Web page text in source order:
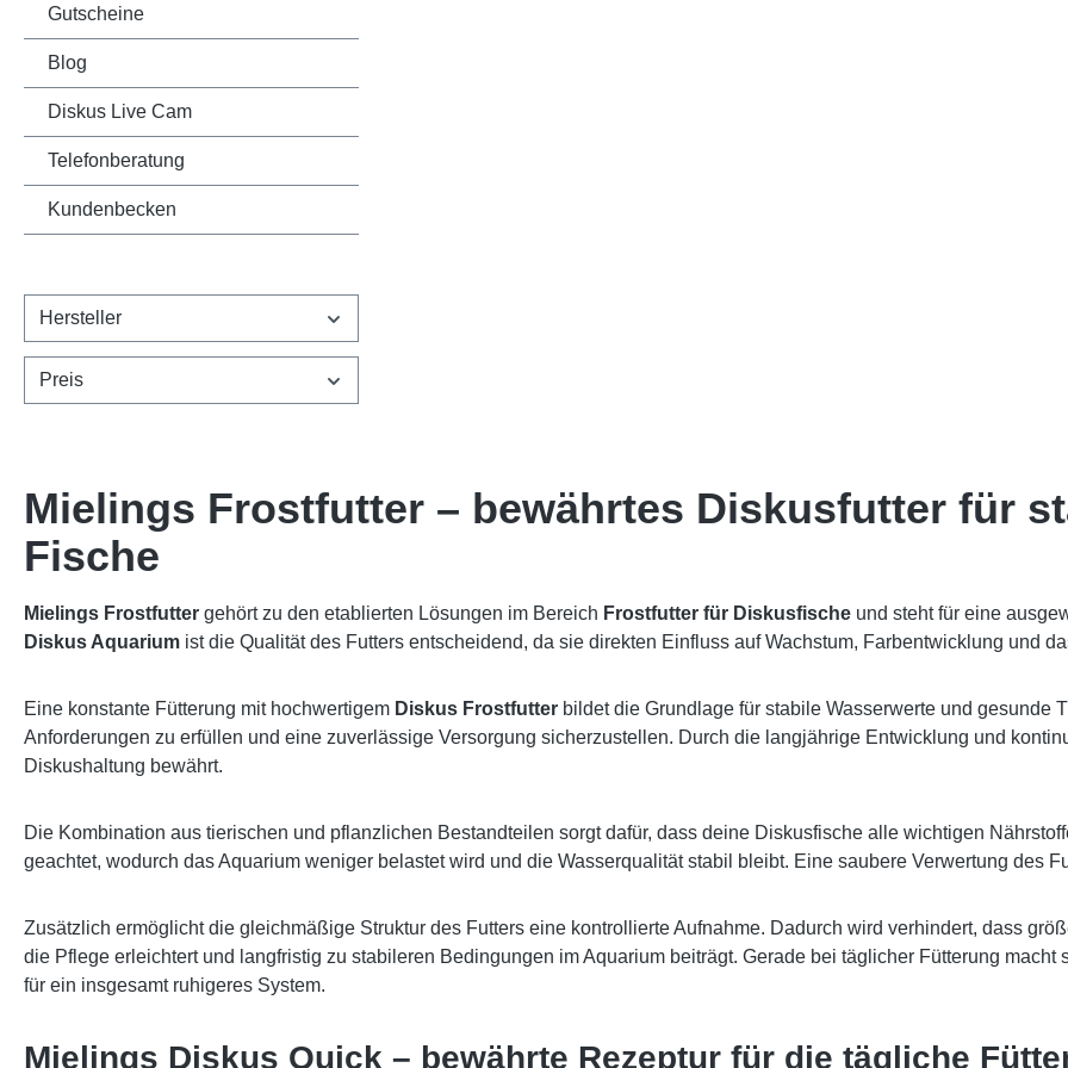
Gutscheine
Blog
Diskus Live Cam
Telefonberatung
Kundenbecken
Hersteller
Preis
Mielings Frostfutter – bewährtes Diskusfutter für
Fische
Mielings Frostfutter gehört zu den etablierten Lösungen im Bereich Frostfutter für Diskusfische und steht für eine
Diskus Aquarium ist die Qualität des Futters entscheidend, da sie direkten Einfluss auf Wachstum, Farbentwicklung und
Eine konstante Fütterung mit hochwertigem Diskus Frostfutter bildet die Grundlage für stabile Wasserwerte und
Anforderungen zu erfüllen und eine zuverlässige Versorgung sicherzustellen. Durch die langjährige Entwicklung und
Diskushaltung bewährt.
Die Kombination aus tierischen und pflanzlichen Bestandteilen sorgt dafür, dass deine Diskusfische alle wichtigen
geachtet, wodurch das Aquarium weniger belastet wird und die Wasserqualität stabil bleibt. Eine saubere Verwertung des
Zusätzlich ermöglicht die gleichmäßige Struktur des Futters eine kontrollierte Aufnahme. Dadurch wird verhindert, dass
die Pflege erleichtert und langfristig zu stabileren Bedingungen im Aquarium beiträgt. Gerade bei täglicher Fütterung
für ein insgesamt ruhigeres System.
Mielings Diskus Quick – bewährte Rezeptur für die tägliche